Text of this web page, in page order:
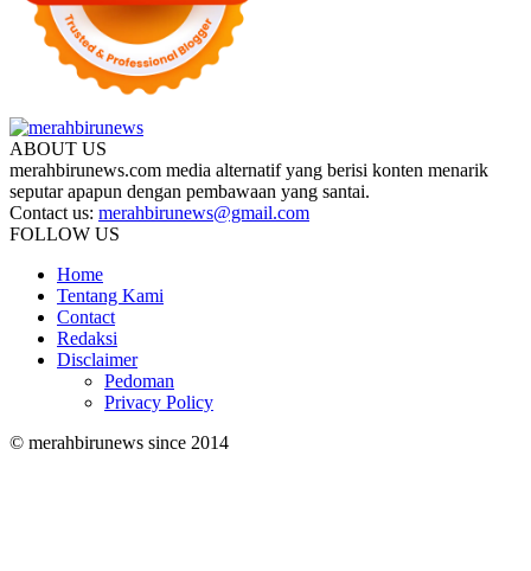
ABOUT US
merahbirunews.com media alternatif yang berisi konten menarik
seputar apapun dengan pembawaan yang santai.
Contact us: merahbirunews@gmail.com
FOLLOW US
Home
Tentang Kami
Contact
Redaksi
Disclaimer
Pedoman
Privacy Policy
© merahbirunews since 2014